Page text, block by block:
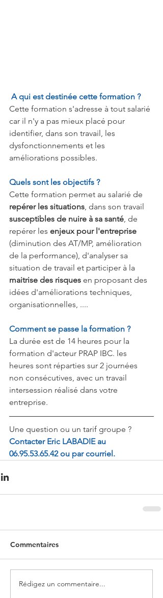
A qui est destinée cette formation ?
Cette formation s'adresse à tout salarié
car il n'y a pas mieux placé pour
identifier, dans son travail, les
dysfonctionnements et les
améliorations possibles.
Quels sont les objectifs ?
Cette formation permet au salarié de
repérer les situations, dans son travail
susceptibles de nuire à sa santé, de
repérer les enjeux pour l'entreprise
(diminution des AT/MP, amélioration
de la performance), d'analyser sa
situation de travail et participer à la
maitrise des risques en proposant des
idées d'améliorations techniques,
organisationnelles, ....
Comment se passe la formation ?
La durée est de 14 heures pour la
formation d'acteur PRAP IBC. les
heures sont réparties sur 2 journées
non consécutives, avec un travail
intersession réalisé dans votre
entreprise.
Une question ou un tarif groupe ?
Contacter Eric LABADIE au
06.95.53.65.42 ou par courriel.
Commentaires
Rédigez un commentaire...